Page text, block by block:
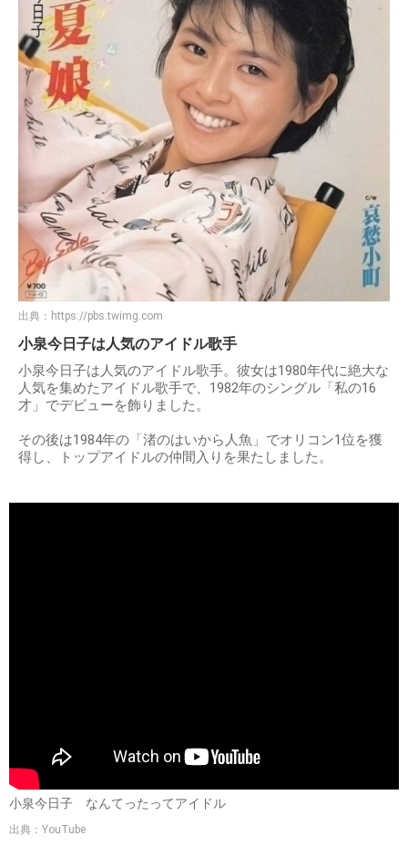
出典： https://pbs.twimg.com
小泉今日子は人気のアイドル歌手
小泉今日子は人気のアイドル歌手。彼女は1980年代に絶大な
人気を集めたアイドル歌手で、1982年のシングル「私の16
才」でデビューを飾りました。
その後は1984年の「渚のはいから人魚」でオリコン1位を獲
得し、トップアイドルの仲間入りを果たしました。
小泉今日子 なんてったってアイドル
出典：YouTube